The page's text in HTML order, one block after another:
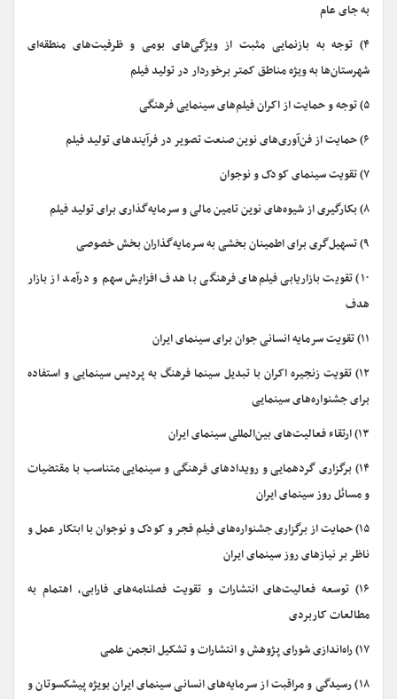
به جای عام
۴) توجه به بازنمایی مثبت از ویژگی‌های بومی و ظرفیت‌های منطقه‌ای
شهرستان‌ها به ‌ویژه مناطق کمتر برخوردار در تولید فیلم
۵) توجه و حمایت از اکران فیلم‌های سینمایی فرهنگی
۶) حمایت از فن‌آوری‌های نوین صنعت تصویر در فرآیندهای تولید فیلم
۷) تقویت سینمای کودک و نوجوان
۸) بکارگیری از شیوه‌‌های نوین تامین مالی و سرمایه‌گذاری برای تولید فیلم
۹) تسهیل‌گری برای اطمینان بخشی به سرمایه‌گذاران بخش خصوصی
۱۰) تقویت بازاریابی فیلم‌های فرهنگی با هدف افزایش سهم و درآمد از بازار
هدف
۱۱) تقویت سرمایه انسانی جوان برای سینمای ایران
۱۲) تقویت زنجیره‌ اکران با تبدیل سینما فرهنگ به پردیس سینمایی و استفاده
برای جشنواره‌های سینمایی
۱۳) ارتقاء فعالیت‌های بین‌المللی سینمای ایران
۱۴) برگزاری گردهمایی و رویدادهای فرهنگی و سینمایی متناسب با مقتضیات
و مسائل روز سینمای ایران
۱۵) حمایت از برگزاری جشنواره‌های فیلم فجر و کودک و نوجوان با ابتکار عمل و
ناظر بر نیازهای روز سینمای ایران
۱۶) توسعه فعالیت‌های انتشارات و تقویت فصلنامه‌های فارابی، اهتمام به
مطالعات کاربردی
۱۷) راه‌اندازی شورای پژوهش و انتشارات و تشکیل انجمن علمی
۱۸) رسیدگی و مراقبت از سرمایه‌های انسانی سینمای ایران بویژه پیشکسوتان و